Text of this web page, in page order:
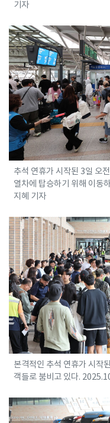
기자
추석 연휴가 시작된 3일 오
열차에 탑승하기 위해 이
지혜 기자
본격적인 추석 연휴가 시작
객들로 붐비고 있다.